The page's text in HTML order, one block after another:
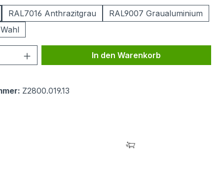
RAL7016 Anthrazitgrau
RAL9007 Graualuminium
Anzahl: Gib den gewünschten Wert
In den Warenkorb
Z2800.019.13